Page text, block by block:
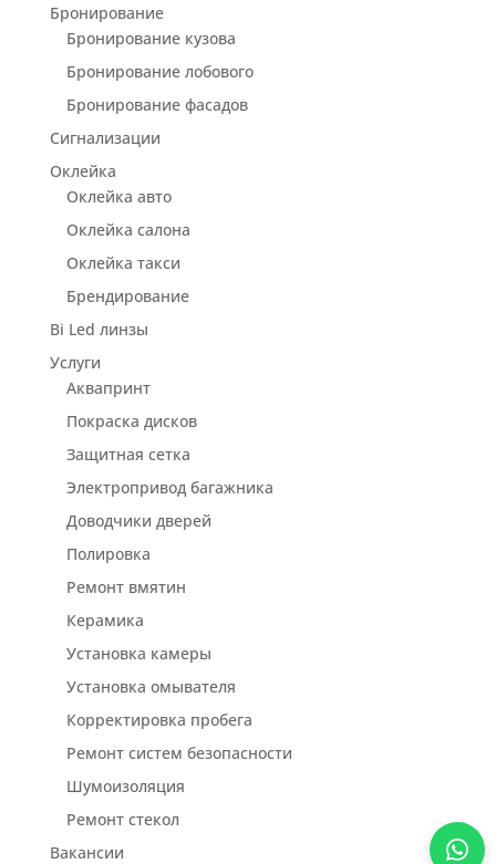
Бронирование
Бронирование кузова
Бронирование лобового
Бронирование фасадов
Сигнализации
Оклейка
Оклейка авто
Оклейка салона
Оклейка такси
Брендирование
Bi Led линзы
Услуги
Аквапринт
Покраска дисков
Защитная сетка
Электропривод багажника
Доводчики дверей
Полировка
Ремонт вмятин
Керамика
Установка камеры
Установка омывателя
Корректировка пробега
Ремонт систем безопасности
Шумоизоляция
Ремонт стекол
Вакансии